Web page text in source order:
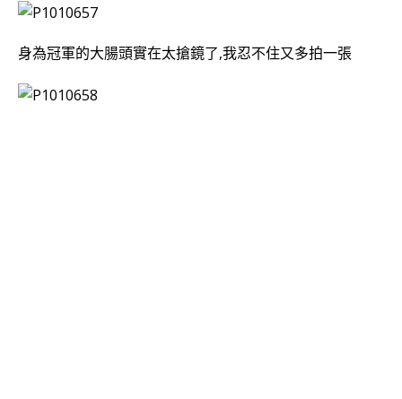
身為冠軍的大腸頭實在太搶鏡了,我忍不住又多拍一張